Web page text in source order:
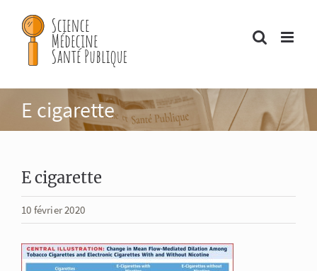
E cigarette
E cigarette
10 février 2020